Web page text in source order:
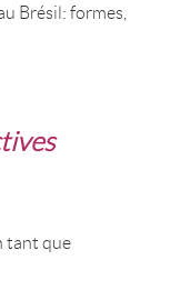
Brésil: formes,
tant que